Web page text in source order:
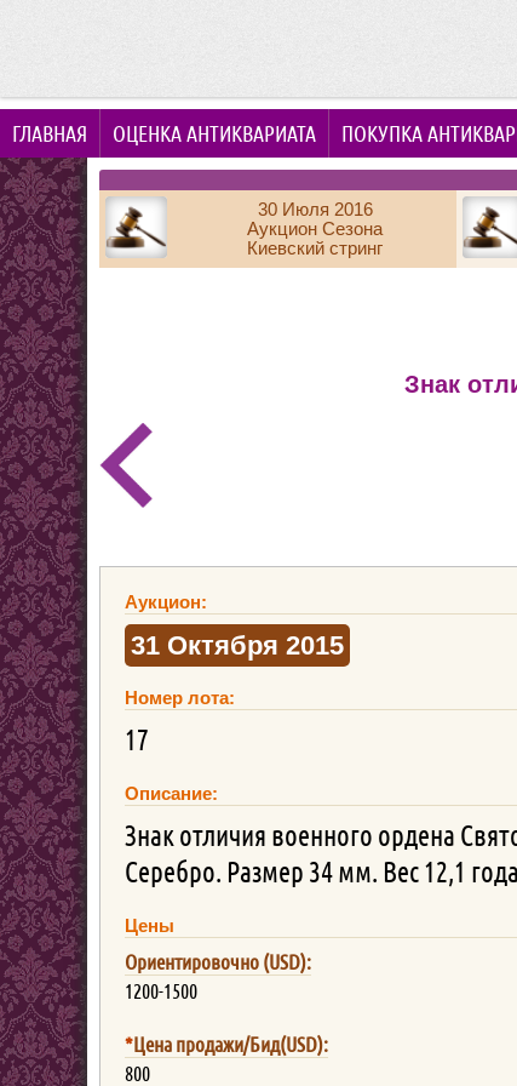
ГЛАВНАЯ ОЦЕНКА АНТИКВАРИАТА ПОКУПКА
30 Июля 2016
Аукцион Сезона
Киевский стринг
Знак
Аукцион:
31 Октября 2015
Номер лота:
17
Описание:
Знак отличия военного ордена
Серебро. Размер 34 мм. Вес 12,1
Цены
Ориентировочно (USD):
1200-1500
*Цена продажи/Бид(USD):
800